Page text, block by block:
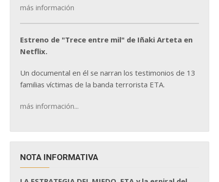
más información
Estreno de "Trece entre mil" de Iñaki Arteta en
Netflix.
Un documental en él se narran los testimonios de 13
familias víctimas de la banda terrorista ETA.
más información...
NOTA INFORMATIVA